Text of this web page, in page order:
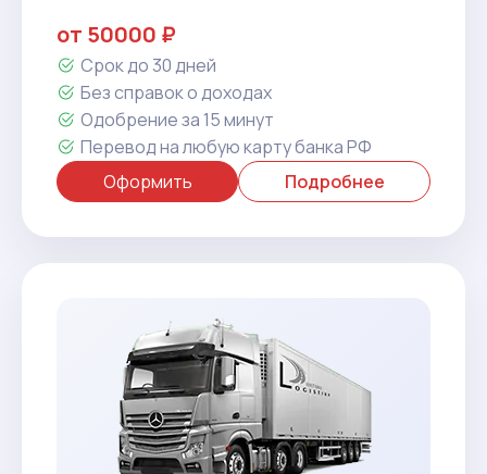
от 50000 ₽
Срок до 30 дней
Без справок о доходах
Одобрение за 15 минут
Перевод на любую карту банка РФ
Оформить
Подробнее